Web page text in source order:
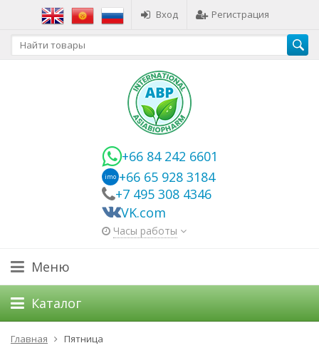
Вход Регистрация
+66 84 242 6601
imo +66 65 928 3184
+7 495 308 4346
VK.com
Часы работы
Меню
Каталог
Главная Пятница